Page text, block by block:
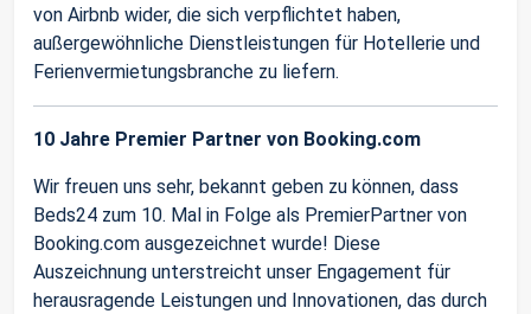
von Airbnb wider, die sich verpflichtet haben,
außergewöhnliche Dienstleistungen für Hotellerie und
Ferienvermietungsbranche zu liefern.
10 Jahre Premier Partner von Booking.com
Wir freuen uns sehr, bekannt geben zu können, dass
Beds24 zum 10. Mal in Folge als PremierPartner von
Booking.com ausgezeichnet wurde! Diese
Auszeichnung unterstreicht unser Engagement für
herausragende Leistungen und Innovationen, das durch